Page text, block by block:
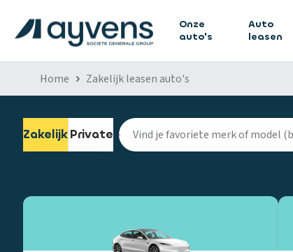
Onze
auto's
Auto
leasen
Home Zakelijk leasen auto's
ZakelijkPrivate